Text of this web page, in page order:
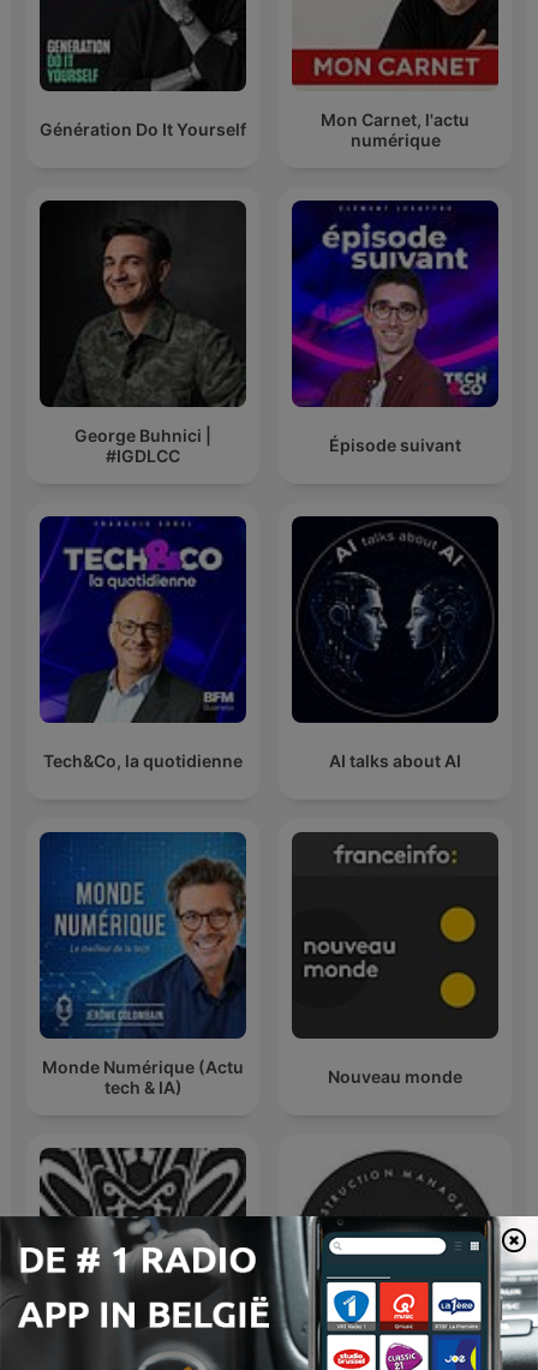
Génération Do It Yourself
Mon Carnet, l'actu
numérique
George Buhnici |
#IGDLCC
Épisode suivant
Tech&Co, la quotidienne AI talks about AI
Monde Numérique (Actu
tech & IA)
Nouveau monde